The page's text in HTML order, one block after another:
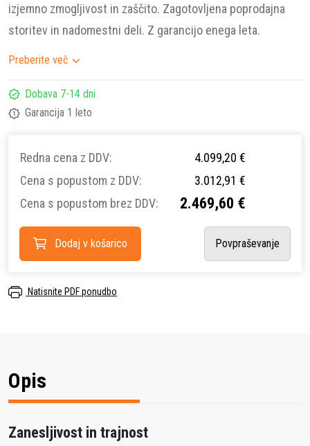
izjemno zmogljivost in zaščito. Zagotovljena poprodajna
storitev in nadomestni deli. Z garancijo enega leta.
Preberite več
Dobava 7-14 dni
Garancija 1 leto
Redna cena z DDV:
4.099,20 €
Cena s popustom z DDV:
3.012,91 €
Cena s popustom brez DDV:
2.469,60 €
Dodaj v košarico Povpraševanje
Natisnite PDF ponudbo
Opis
Zanesljivost in trajnost